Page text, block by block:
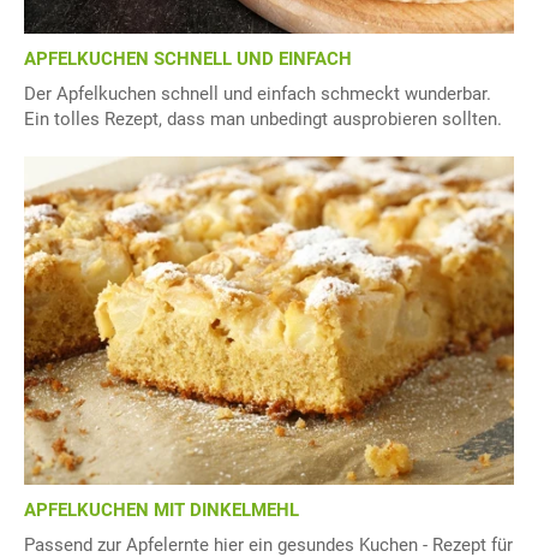
APFELKUCHEN SCHNELL UND EINFACH
Der Apfelkuchen schnell und einfach schmeckt wunderbar.
Ein tolles Rezept, dass man unbedingt ausprobieren sollten.
APFELKUCHEN MIT DINKELMEHL
Passend zur Apfelernte hier ein gesundes Kuchen - Rezept für